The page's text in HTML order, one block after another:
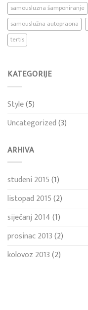
samousluzna šamponiranje
samouslužna autopraona
tertis
KATEGORIJE
Style(5)
Uncategorized(3)
ARHIVA
studeni 2015(1)
listopad 2015(2)
siječanj 2014(1)
prosinac 2013(2)
kolovoz 2013(2)